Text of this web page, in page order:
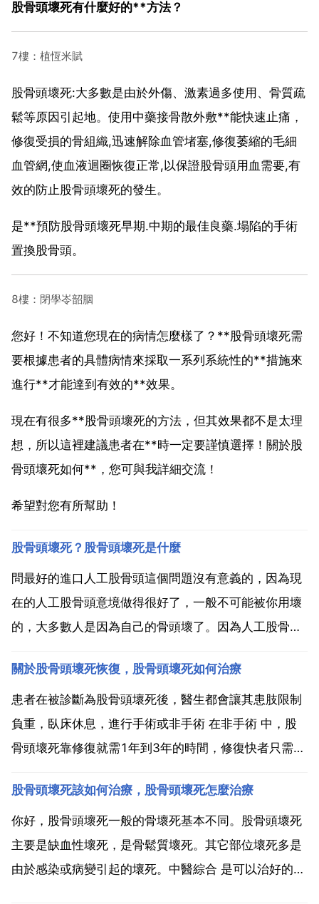
股骨頭壞死有什麼好的**方法？
7樓：植恆米賦
股骨頭壞死:大多數是由於外傷、激素過多使用、骨質疏
鬆等原因引起地。使用中藥接骨散外敷**能快速止痛，
修復受損的骨組織,迅速解除血管堵塞,修復萎縮的毛細
血管網,使血液迴圈恢復正常,以保證股骨頭用血需要,有
效的防止股骨頭壞死的發生。
是**預防股骨頭壞死早期.中期的最佳良藥.塌陷的手術
置換股骨頭。
8樓：閉學岺韶胭
您好！不知道您現在的病情怎麼樣了？**股骨頭壞死需
要根據患者的具體病情來採取一系列系統性的**措施來
進行**才能達到有效的**效果。
現在有很多**股骨頭壞死的方法，但其效果都不是太理
想，所以這裡建議患者在**時一定要謹慎選擇！關於股
骨頭壞死如何**，您可與我詳細交流！
希望對您有所幫助！
股骨頭壞死？股骨頭壞死是什麼
問最好的進口人工股骨頭這個問題沒有意義的，因為現
在的人工股骨頭意境做得很好了，一般不可能被你用壞
的，大多數人是因為自己的骨頭壞了。因為人工股骨頭
只好翻修一下，植入一些人工骨頭進去。關於股骨頭置
換現在只有隨訪二十年的資料，就是對二十年前的這類
患者一直觀察...
關於股骨頭壞死恢復，股骨頭壞死如何治療
患者在被診斷為股骨頭壞死後，醫生都會讓其患肢限制
負重，臥床休息，進行手術或非手術 在非手術 中，股
骨頭壞死靠修復就需1年到3年的時間，修復快者只需半
的。功能鍛鍊可防止廢用性的肌肉萎縮，是促使早日恢
復功能的一種有效手段。功能鍛鍊應以自動為主，被動
為輔，由...
股骨頭壞死該如何治療，股骨頭壞死怎麼治療
你好，股骨頭壞死一般的骨壞死基本不同。股骨頭壞死
主要是缺血性壞死，是骨鬆質壞死。其它部位壞死多是
由於感染或病變引起的壞死。中醫綜合 是可以治好的。